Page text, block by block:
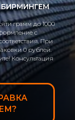
грамм до 1000
с
При
0 рублей.
Консультация